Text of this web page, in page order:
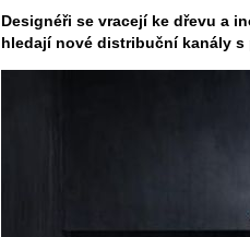
Designéři se vracejí ke dřevu a
hledají nové distribuční kanály s